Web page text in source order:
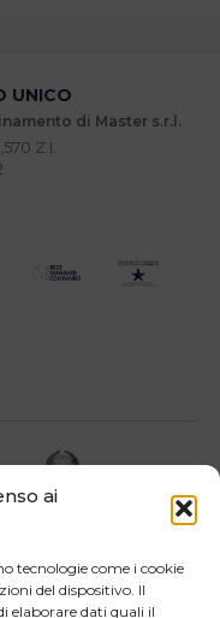
ai
tecnologie come i cookie
del dispositivo. Il
elaborare dati quali il
UNICO
di Master s.r.l.
Z.I.
- interventi di supporto a